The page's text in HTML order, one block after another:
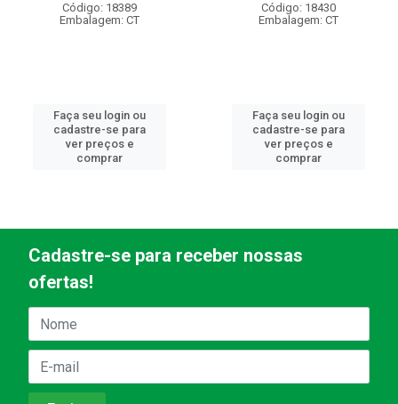
Código: 18389
Embalagem: CT
Faça seu login ou
cadastre-se para
ver preços e
comprar
Código: 18430
Embalagem: CT
Faça seu login ou
cadastre-se para
ver preços e
comprar
Cadastre-se para receber nossas
ofertas!